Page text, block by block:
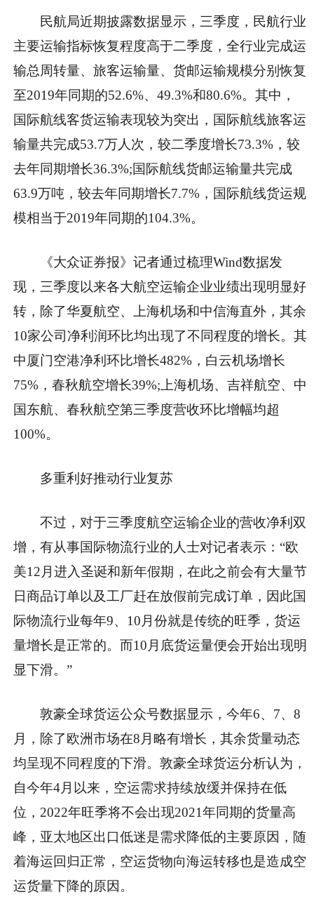
民航局近期披露数据显示，三季度，民航行业
主要运输指标恢复程度高于二季度，全行业完成运
输总周转量、旅客运输量、货邮运输规模分别恢复
至2019年同期的52.6%、49.3%和80.6%。其中，
国际航线客货运输表现较为突出，国际航线旅客运
输量共完成53.7万人次，较二季度增长73.3%，较
去年同期增长36.3%;国际航线货邮运输量共完成
63.9万吨，较去年同期增长7.7%，国际航线货运规
模相当于2019年同期的104.3%。
《大众证券报》记者通过梳理Wind数据发
现，三季度以来各大航空运输企业业绩出现明显好
转，除了华夏航空、上海机场和中信海直外，其余
10家公司净利润环比均出现了不同程度的增长。其
中厦门空港净利环比增长482%，白云机场增长
75%，春秋航空增长39%;上海机场、吉祥航空、中
国东航、春秋航空第三季度营收环比增幅均超
100%。
多重利好推动行业复苏
不过，对于三季度航空运输企业的营收净利双
增，有从事国际物流行业的人士对记者表示：“欧
美12月进入圣诞和新年假期，在此之前会有大量节
日商品订单以及工厂赶在放假前完成订单，因此国
际物流行业每年9、10月份就是传统的旺季，货运
量增长是正常的。而10月底货运量便会开始出现明
显下滑。”
敦豪全球货运公众号数据显示，今年6、7、8
月，除了欧洲市场在8月略有增长，其余货量动态
均呈现不同程度的下滑。敦豪全球货运分析认为，
自今年4月以来，空运需求持续放缓并保持在低
位，2022年旺季将不会出现2021年同期的货量高
峰，亚太地区出口低迷是需求降低的主要原因，随
着海运回归正常，空运货物向海运转移也是造成空
运货量下降的原因。